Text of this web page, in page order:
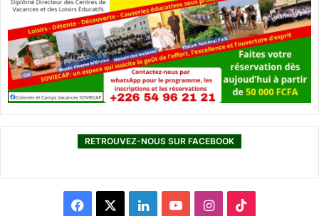
RETROUVEZ-NOUS SUR FACEBOOK
L
I